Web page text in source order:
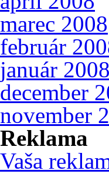
marec 2008
február
január 2008
december
november
Reklama
Vaša